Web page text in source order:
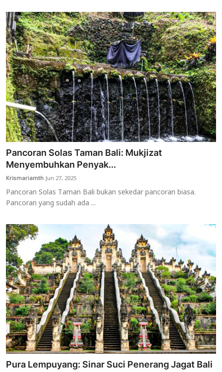
Pancoran Solas Taman Bali: Mukjizat
Menyembuhkan Penyak...
KrismariamthJun 27, 2025
Pancoran Solas Taman Bali bukan sekedar pancoran biasa.
Pancoran yang sudah ada ...
Pura Lempuyang: Sinar Suci Penerang Jagat Bali